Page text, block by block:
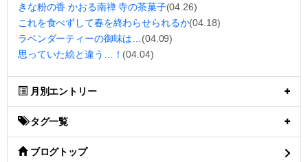
きな粉の香 かおる南禅 寺の茶菓子(04.26)
これを食べずして春を終わらせられるか(04.18)
ラベンダーティーの御味は…(04.09)
思っていた絵と違う…！ (04.04)
月別エントリー
タグ一覧
ブログトップ